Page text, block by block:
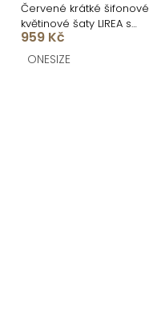
Červené krátké šifonové
květinové šaty LIREA s
kraťásky
959 Kč
ONESIZE